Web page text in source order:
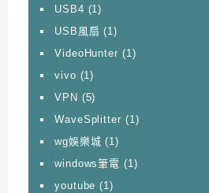
USB4 (1)
USB風扇 (1)
VideoHunter (1)
vivo (1)
VPN (5)
WaveSplitter (1)
wg娛樂城 (1)
windows筆電 (1)
youtube (1)